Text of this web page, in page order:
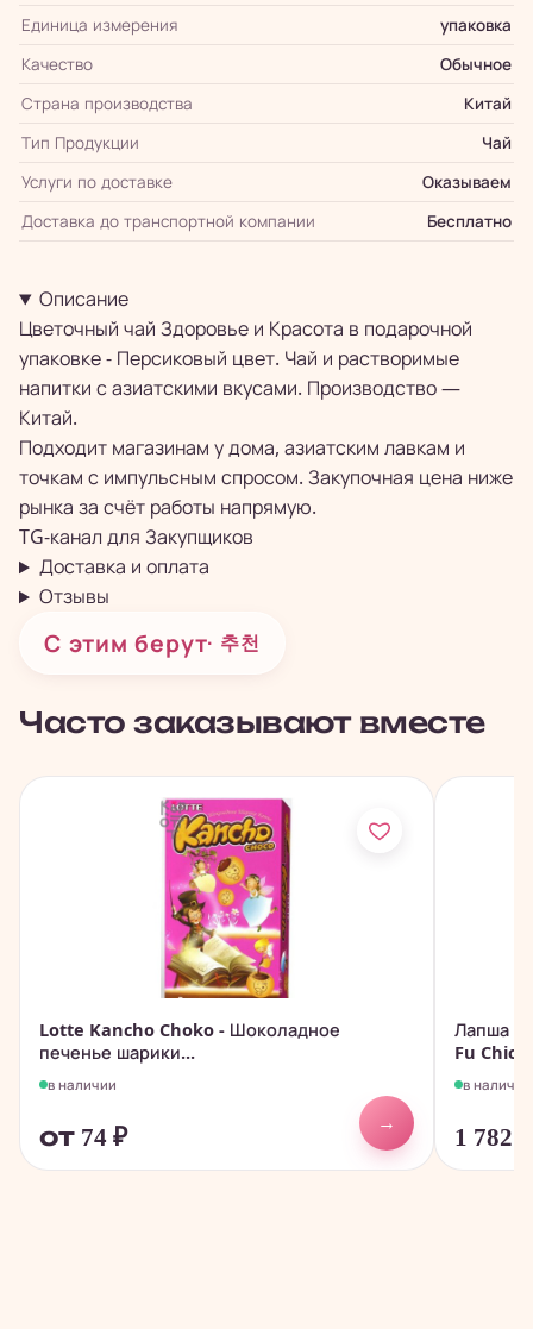
Единица измерения
упаковка
Качество
Обычное
Страна производства
Китай
Тип Продукции
Чай
Услуги по доставке
Оказываем
Доставка до транспортной компании
Бесплатно
Описание
Цветочный чай Здоровье и Красота в подарочной
упаковке - Персиковый цвет. Чай и растворимые
напитки с азиатскими вкусами. Производство —
Китай.
Подходит магазинам у дома, азиатским лавкам и
точкам с импульсным спросом. Закупочная цена ниже
рынка за счёт работы напрямую.
TG-канал для Закупщиков
Доставка и оплата
Отзывы
С этим берут· 추천
Часто заказывают вместе
Lotte Kancho Choko - Шоколадное
печенье шарики...
в наличии
от 74 ₽
→
Лапша
Fu
в наличии
1 782